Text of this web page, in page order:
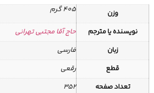
وزن 405 گرم
نویسنده یا مترجم
حاج آقا مجتبی تهرانی
زبان
فارسی
قطع
رقعی
تعداد صفحه
352